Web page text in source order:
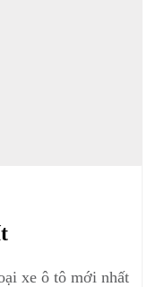
xe ô tô mới nhất